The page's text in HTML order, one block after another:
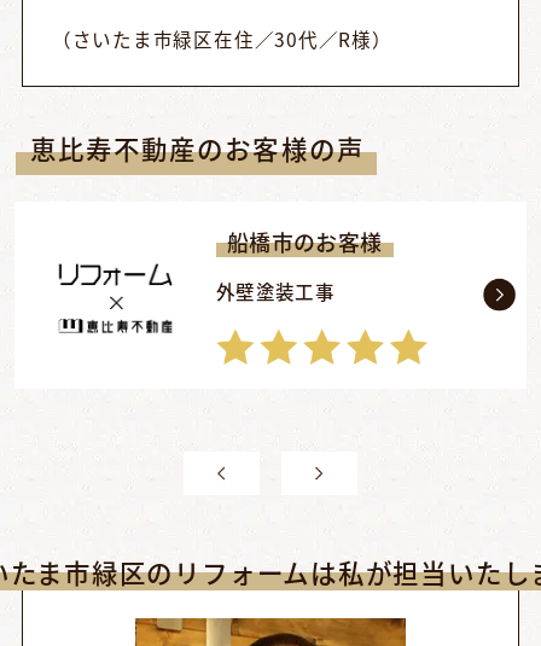
（さいたま市緑区在住／30代／R様）
恵比寿不動産のお客様の声
船橋市のお客様
外壁塗装工事
たま市緑区のリフォームは私が担当いたし